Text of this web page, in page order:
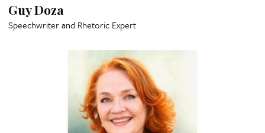
Guy Doza
Speechwriter and Rhetoric Expert